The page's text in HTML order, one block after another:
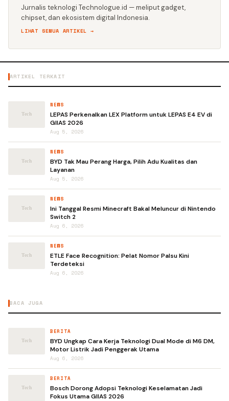
Jurnalis teknologi Technologue.id — meliput gadget,
chipset, dan ekosistem digital Indonesia.
LIHAT SEMUA ARTIKEL →
ARTIKEL TERKAIT
NEWS
LEPAS Perkenalkan LEX Platform untuk LEPAS E4 EV di
GIIAS 2026
Aug 5, 2026
NEWS
BYD Tak Mau Perang Harga, Pilih Adu Kualitas dan
Layanan
Aug 5, 2026
NEWS
Ini Tanggal Resmi Minecraft Bakal Meluncur di Nintendo
Switch 2
Aug 6, 2026
NEWS
ETLE Face Recognition: Pelat Nomor Palsu Kini
Terdeteksi
Aug 6, 2026
BACA JUGA
BERITA
BYD Ungkap Cara Kerja Teknologi Dual Mode di M6 DM,
Motor Listrik Jadi Penggerak Utama
Aug 6, 2026
BERITA
Bosch Dorong Adopsi Teknologi Keselamatan Jadi
Fokus Utama GIIAS 2026